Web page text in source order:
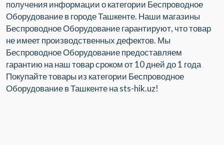
получения информации о категории Беспроводное
Оборудование в городе Ташкенте. Наши магазины
Беспроводное Оборудование гарантируют, что товар
не имеет производственных дефектов. Мы
Беспроводное Оборудование предоставляем
гарантию на наш товар сроком от 10 дней до 1 года
Покупайте товары из категории Беспроводное
Оборудование в Ташкенте на sts-hik.uz!